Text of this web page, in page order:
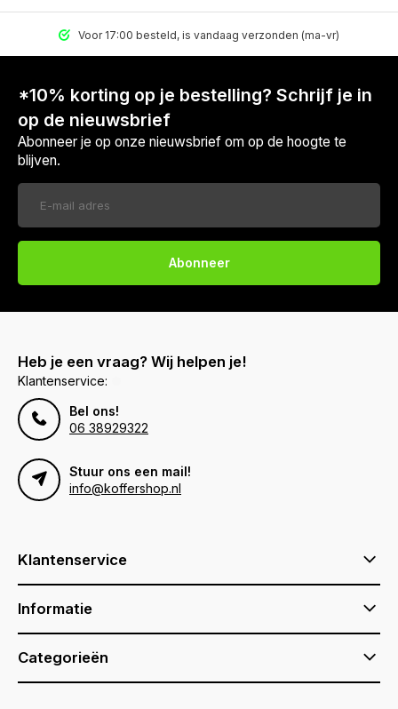
Voor 17:00 besteld, is vandaag verzonden (ma-vr)
*10% korting op je bestelling? Schrijf je in
op de nieuwsbrief
Abonneer je op onze nieuwsbrief om op de hoogte te
blijven.
Abonneer
Heb je een vraag? Wij helpen je!
Klantenservice:
Bel ons!
06 38929322
Stuur ons een mail!
info@koffershop.nl
Klantenservice
Informatie
Categorieën